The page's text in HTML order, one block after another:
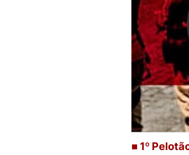
■ 1º